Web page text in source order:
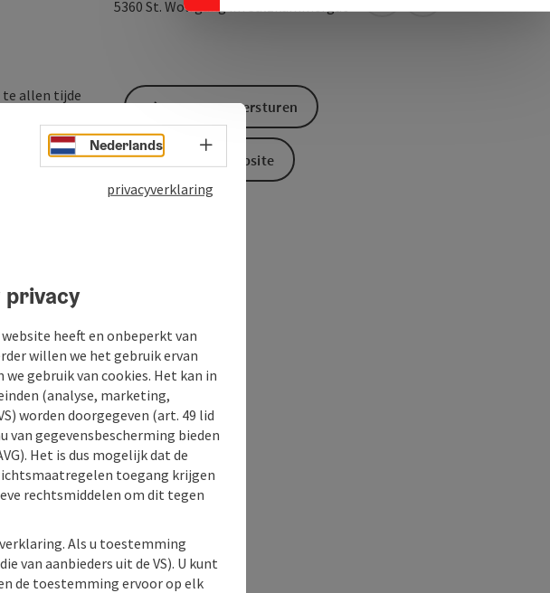
5360 St. Wolfgang im Salzkammergut Openen in Google Maps
Openen in Apple
allen tijde
Aanvraag versturen
Naar de website
Nederlands Taalkeuze - menu openen
privacyverklaring
heeft en onbeperkt van
willen we het gebruik ervan
gebruik van cookies. Het kan in
(analyse, marketing,
worden doorgegeven (art. 49 lid
van gegevensbescherming bieden
Het is dus mogelijk dat de
toegang krijgen
rechtsmiddelen om dit tegen
Als u toestemming
van aanbieders uit de VS). U kunt
de toestemming ervoor op elk